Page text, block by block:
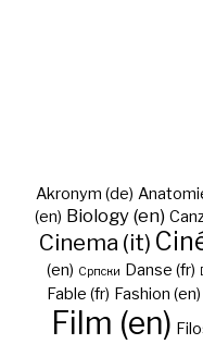
Akronym (de)
(en) Biology (en)
Cinema (it)
(en) Cрпски Danse (fr)
Fable (fr) Fashion (en)
Film (en)